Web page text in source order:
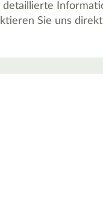
Sie uns